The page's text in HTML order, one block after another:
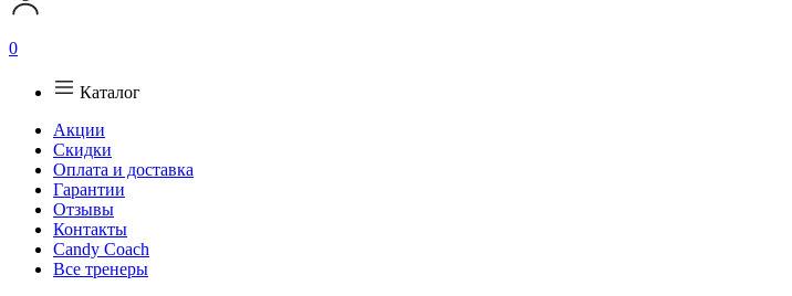
0
Каталог
Акции
Скидки
Оплата и доставка
Гарантии
Отзывы
Контакты
Candy Coach
Все тренеры